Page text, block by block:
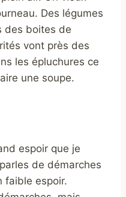
Des légumes
des boites de
vont près des
les épluchures ce
une soupe.
espoir que je
de démarches
faible espoir.